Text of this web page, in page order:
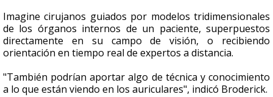
Imagine cirujanos guiados por modelos tridimensionales
de los órganos internos de un paciente, superpuestos
directamente en su campo de visión, o recibiendo
orientación en tiempo real de expertos a distancia.
"También podrían aportar algo de técnica y conocimiento
a lo que están viendo en los auriculares", indicó Broderick.